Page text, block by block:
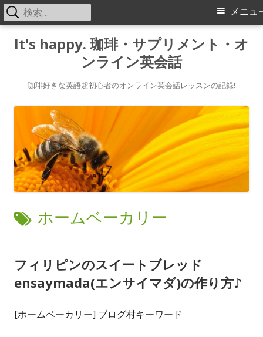
It's happy. 珈琲・サプリメント・オ
ンライン英会話
珈琲好きな英語超初心者のオンライン英会話レッスンの記録!
メ
メニュ
検
索:
タ
ホームベーカリー
フィリピンのスイートブレッド
ensaymada(エンサイマダ)の作り方♪
[ホームベーカリー] ブログ村キーワード